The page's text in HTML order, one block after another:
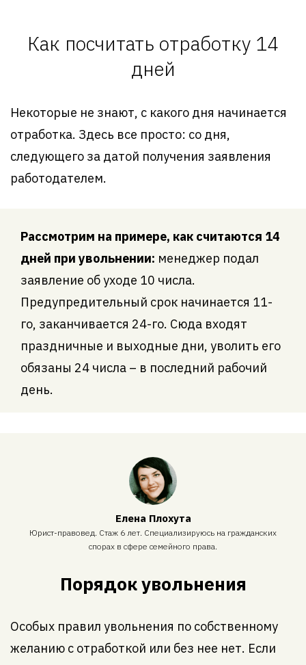
Как посчитать отработку 14
дней
Некоторые не знают, с какого дня начинается
отработка. Здесь все просто: со дня,
следующего за датой получения заявления
работодателем.
Рассмотрим на примере, как считаются 14
дней при увольнении: менеджер подал
заявление об уходе 10 числа.
Предупредительный срок начинается 11-
го, заканчивается 24-го. Сюда входят
праздничные и выходные дни, уволить его
обязаны 24 числа – в последний рабочий
день.
Елена Плохута
Юрист-правовед. Стаж 6 лет. Специализируюсь на гражданских
спорах в сфере семейного права.
Порядок увольнения
Особых правил увольнения по собственному
желанию с отработкой или без нее нет. Если